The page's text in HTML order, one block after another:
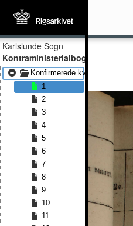
Karlslunde Sogn
Kontraministerialbog
Konfirmerede kvinder 1815 -
1
2
3
4
5
6
7
8
9
10
11